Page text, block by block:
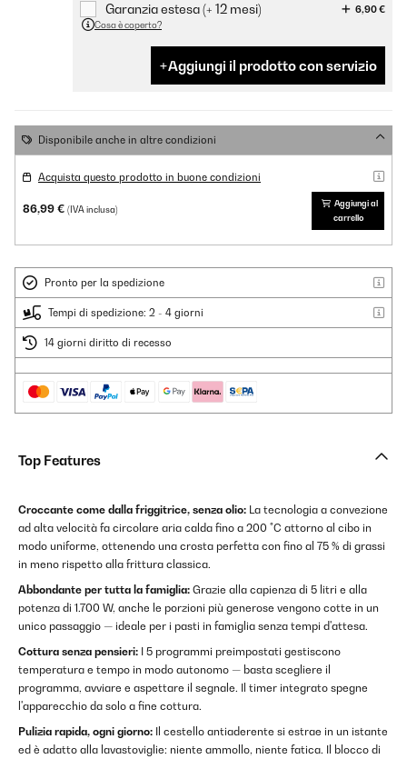
Garanzia estesa (+ 12 mesi)
6,90 €
Cosa è coperto?
Aggiungi il prodotto con servizio
Disponibile anche in altre condizioni
Acquista questo prodotto in buone condizioni
86,99 € (IVA inclusa)
Aggiungi al
carrello
Pronto per la spedizione
Tempi di spedizione: 2 - 4 giorni
14 giorni diritto di recesso
Top Features
Croccante come dalla friggitrice, senza olio: La tecnologia a convezione
ad alta velocità fa circolare aria calda fino a 200 °C attorno al cibo in
modo uniforme, ottenendo una crosta perfetta con fino al 75 % di grassi
in meno rispetto alla frittura classica.
Abbondante per tutta la famiglia: Grazie alla capienza di 5 litri e alla
potenza di 1.700 W, anche le porzioni più generose vengono cotte in un
unico passaggio — ideale per i pasti in famiglia senza tempi d'attesa.
Cottura senza pensieri: I 5 programmi preimpostati gestiscono
temperatura e tempo in modo autonomo — basta scegliere il
programma, avviare e aspettare il segnale. Il timer integrato spegne
l'apparecchio da solo a fine cottura.
Pulizia rapida, ogni giorno: Il cestello antiaderente si estrae in un istante
ed è adatto alla lavastoviglie: niente ammollo, niente fatica. Il blocco di